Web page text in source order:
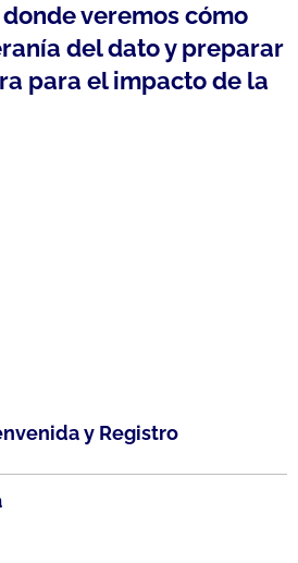
veremos cómo
del dato y preparar
para el impacto de la
y Registro